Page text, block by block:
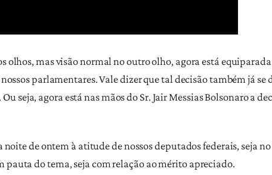
olhos, mas visão normal no outro olho, agora está
parlamentares. Vale dizer que tal decisão também já se
seja, agora está nas mãos do Sr. Jair Messias Bolsonaro a
de ontem à atitude de nossos deputados federais, seja no
do tema, seja com relação ao mérito apreciado.